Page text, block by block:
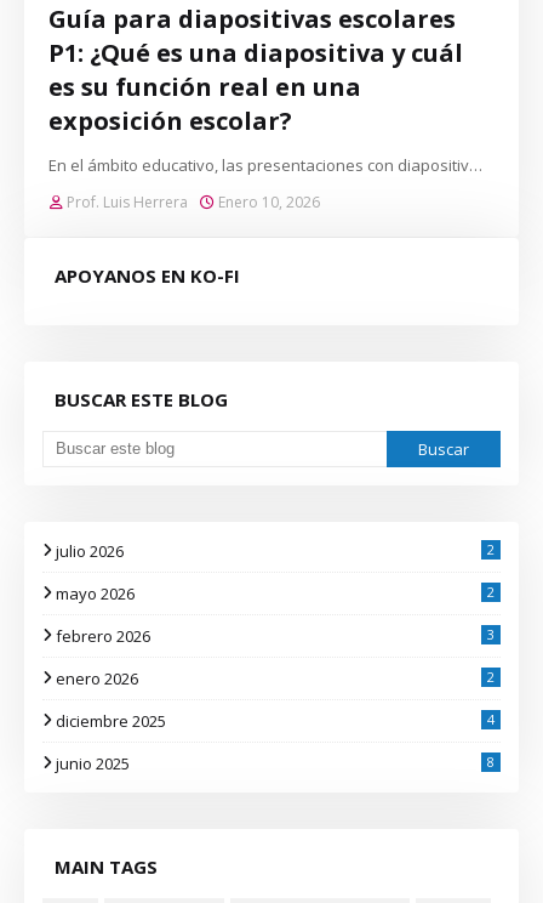
Guía para diapositivas escolares
P1: ¿Qué es una diapositiva y cuál
es su función real en una
exposición escolar?
En el ámbito educativo, las presentaciones con diapositiv…
Prof. Luis Herrera Enero 10, 2026
APOYANOS EN KO-FI
BUSCAR ESTE BLOG
julio 2026 2
mayo 2026 2
febrero 2026 3
enero 2026 2
diciembre 2025 4
junio 2025 8
MAIN TAGS